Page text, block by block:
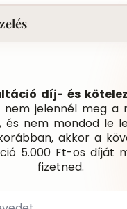
díj- és
jelennél meg a
és nem mondod le
akkor a
5.000 Ft-os díját
fizetned.